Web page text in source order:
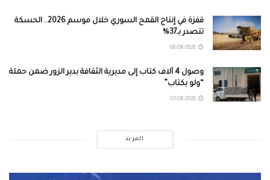
قفزة في إنتاج القمح السوري خلال موسم 2026.. الحسكة
تتصدر بـ37%
وصول 4 آلاف كتاب إلى مديرية الثقافة بدير الزور ضمن حملة
“ولو بكتاب”
المزيد